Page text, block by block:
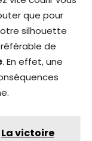
que pour
silhouette
de
. En effet, une
La victoire